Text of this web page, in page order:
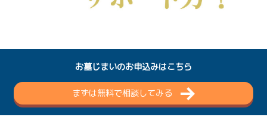
お墓じまいのお申込みはこちら
まずは無料で相談してみる